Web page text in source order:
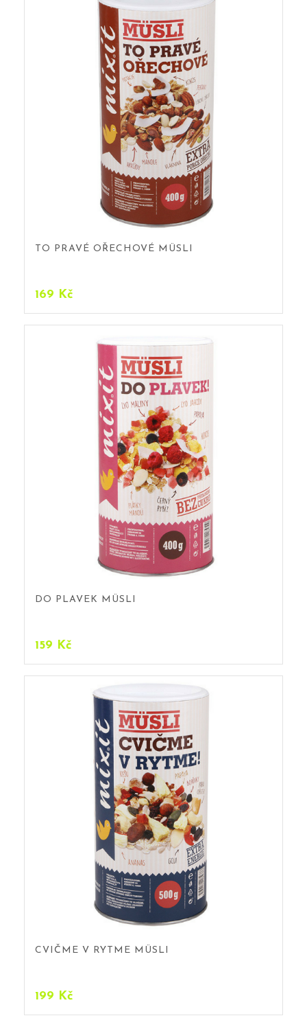
TO PRAVÉ OŘECHOVÉ MÜSLI
169 Kč
DO PLAVEK MÜSLI
159 Kč
CVIČME V RYTME MÜSLI
199 Kč